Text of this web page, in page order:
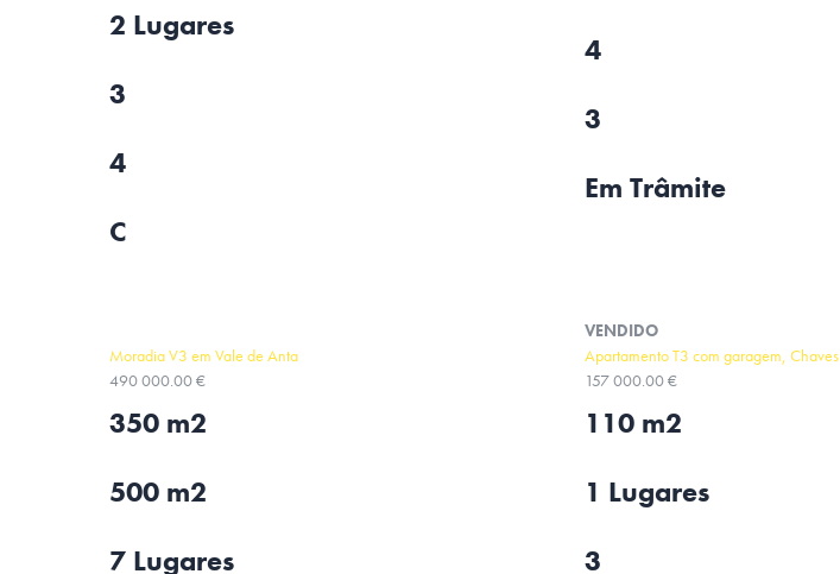
2 Lugares
3
4
C
4
3
Em Trâmite
Moradia V3 em Vale de Anta
490 000.00 €
350 m2
500 m2
7 Lugares
VENDIDO
Apartamento T3 com garagem, Chaves
157 000.00 €
110 m2
1 Lugares
3